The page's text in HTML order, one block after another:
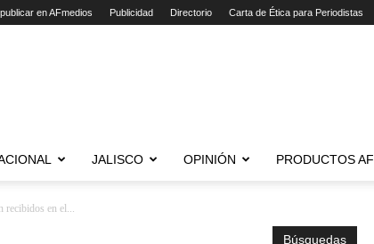
en AFmedios Publicidad Directorio Carta de Ética para Periodistas
JALISCO OPINIÓN PRODUCTOS AF
recibidos en el...
Búsquedas